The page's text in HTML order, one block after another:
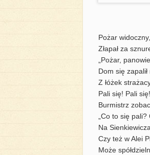
Pożar
Złapał za
„Pożar,
Dom się
Z łóżek
Pali się! Pali
Burmistrz
„Co to się
Na
Czy też w Alei
Może